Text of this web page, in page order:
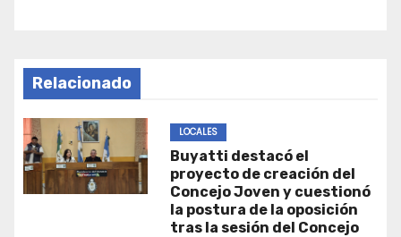
Relacionado
LOCALES
Buyatti destacó el
proyecto de creación del
Concejo Joven y cuestionó
la postura de la oposición
tras la sesión del Concejo